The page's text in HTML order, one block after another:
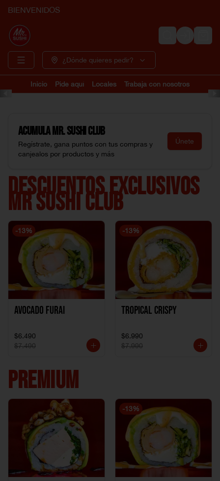
BIENVENIDOS
Login
¿Dónde quieres pedir?
Inicio Pide aquí Locales Trabaja con nosotros
AcumulaMr. Sushi Club
Regístrate, gana puntos con tus compras y
canjealos por productos y más
Únete
DESCUENTOS EXCLUSIVOS
MR SUSHI CLUB
-13%
Avocado Furai
$6.490
$7.490
-13%
Tropical crispy
$6.990
$7.990
PREMIUM
-13%